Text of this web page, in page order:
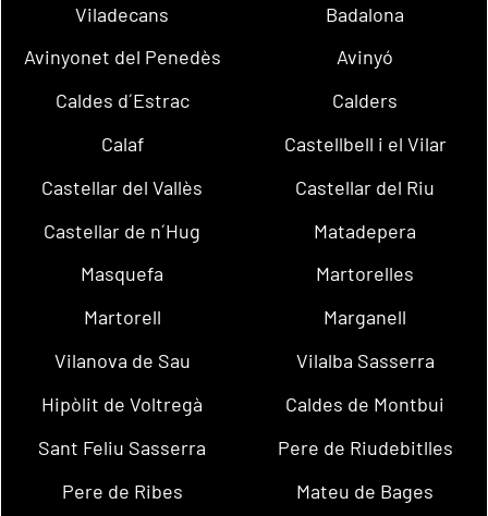
Viladecans
Badalona
Avinyonet del Penedès
Avinyó
Caldes d´Estrac
Calders
Calaf
Castellbell i el Vilar
Castellar del Vallès
Castellar del Riu
Castellar de n´Hug
Matadepera
Masquefa
Martorelles
Martorell
Marganell
Vilanova de Sau
Vilalba Sasserra
Hipòlit de Voltregà
Caldes de Montbui
Sant Feliu Sasserra
Pere de Riudebitlles
Pere de Ribes
Mateu de Bages